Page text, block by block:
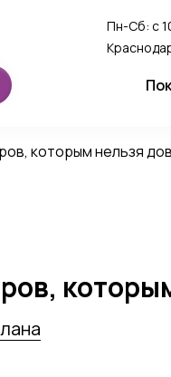
Пн-Сб: с
которым нельзя